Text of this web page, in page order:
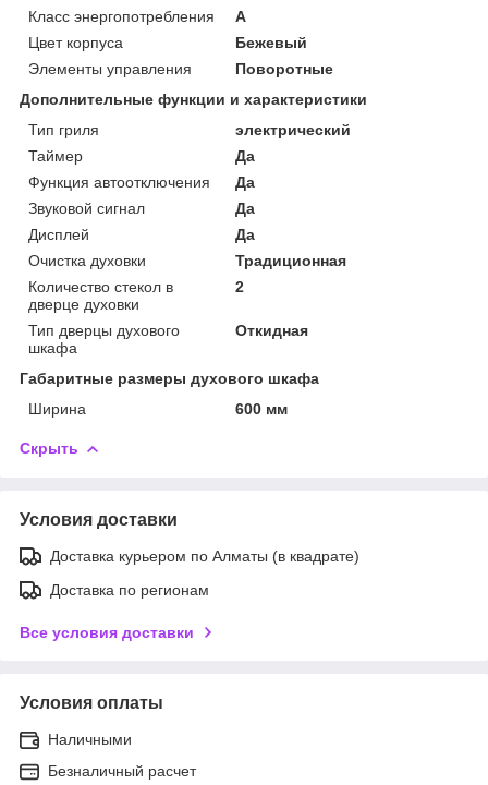
Класс энергопотребления
A
Цвет корпуса
Бежевый
Элементы управления
Поворотные
Дополнительные функции и характеристики
Тип гриля
электрический
Таймер
Да
Функция автоотключения
Да
Звуковой сигнал
Да
Дисплей
Да
Очистка духовки
Традиционная
Количество стекол в
дверце духовки
2
Тип дверцы духового
шкафа
Откидная
Габаритные размеры духового шкафа
Ширина
600 мм
Скрыть
Условия доставки
Доставка курьером по Алматы (в квадрате)
Доставка по регионам
Все условия доставки
Условия оплаты
Наличными
Безналичный расчет